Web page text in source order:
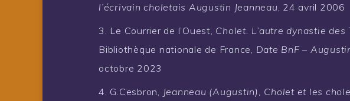
l’écrivain choletais Augustin Jeanneau , 24 avril 2006
Le Courrier de l’Ouest, Cholet. L’autre dynastie des
Bibliothèque nationale de France, Date BnF –
octobre 2023
G.Cesbron,
Jeanneau (Augustin), Cholet et les